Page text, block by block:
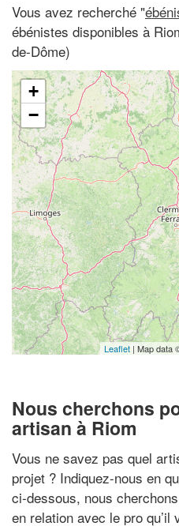
Vous avez recherché "
ébénistes disponibles à
de-Dôme)
+
−
Leaflet | Map data
Nous cherchons
artisan à Riom
Vous ne savez pas quel
projet ? Indiquez-nous en
ci-dessous, nous
en relation avec le pro qu’il